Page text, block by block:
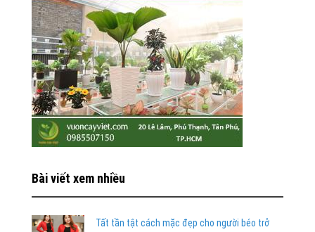
Bài viết xem nhiều
Tất tần tật cách mặc đẹp cho người béo trở